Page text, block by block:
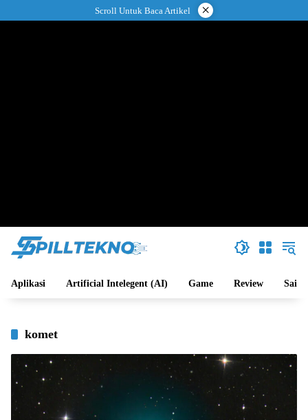
ke
Scroll Untuk Baca Artikel ×
Aplikasi Artificial Intelegent (AI) Game Review Sains
komet